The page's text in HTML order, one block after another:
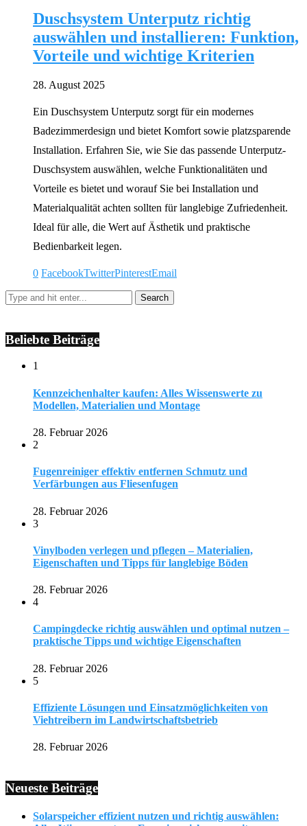
Duschsystem Unterputz richtig
auswählen und installieren: Funktion,
Vorteile und wichtige Kriterien
28. August 2025
Ein Duschsystem Unterputz sorgt für ein modernes
Badezimmerdesign und bietet Komfort sowie platzsparende
Installation. Erfahren Sie, wie Sie das passende Unterputz-
Duschsystem auswählen, welche Funktionalitäten und
Vorteile es bietet und worauf Sie bei Installation und
Materialqualität achten sollten für langlebige Zufriedenheit.
Ideal für alle, die Wert auf Ästhetik und praktische
Bedienbarkeit legen.
0 FacebookTwitterPinterestEmail
Beliebte Beiträge
1
Kennzeichenhalter kaufen: Alles Wissenswerte zu
Modellen, Materialien und Montage
28. Februar 2026
2
Fugenreiniger effektiv entfernen Schmutz und
Verfärbungen aus Fliesenfugen
28. Februar 2026
3
Vinylboden verlegen und pflegen – Materialien,
Eigenschaften und Tipps für langlebige Böden
28. Februar 2026
4
Campingdecke richtig auswählen und optimal nutzen –
praktische Tipps und wichtige Eigenschaften
28. Februar 2026
5
Effiziente Lösungen und Einsatzmöglichkeiten von
Viehtreibern im Landwirtschaftsbetrieb
28. Februar 2026
Neueste Beiträge
Solarspeicher effizient nutzen und richtig auswählen: